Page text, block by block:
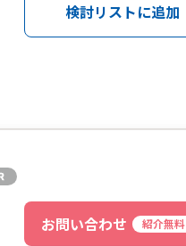
検討リストに追加
お問い合わせ 紹介無料